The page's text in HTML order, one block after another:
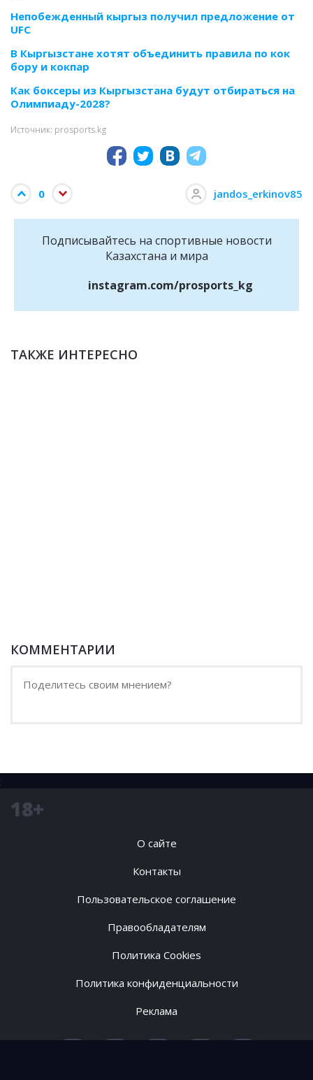
Непобежденный кыргыз получил предложение от
UFC
В Кыргызстане хотят объединить правила по кок
бору и кокпар
Как боксеры из Кыргызстана будут отбираться на
Олимпиаду-2028?
Источник: prosports.kg
0 jandos_erkinov85
Подписывайтесь на cпортивные новости
Казахстана и мира
instagram.com/prosports_kg
ТАКЖЕ ИНТЕРЕСНО
КОММЕНТАРИИ
;
18+
О сайте
Контакты
Пользовательское соглашение
Правообладателям
Политика Cookies
Политика конфиденциальности
Реклама